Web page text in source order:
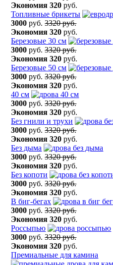
Экономия 320 руб.
Топливные брикеты
3000 руб.3320 руб.
Экономия 320 руб.
Березовые 30 см
3000 руб.3320 руб.
Экономия 320 руб.
Березовые 50 см
3000 руб.3320 руб.
Экономия 320 руб.
40 см
3000 руб.3320 руб.
Экономия 320 руб.
Без гнили и трухи
3000 руб.3320 руб.
Экономия 320 руб.
Без дыма
3000 руб.3320 руб.
Экономия 320 руб.
Без копоти
3000 руб.3320 руб.
Экономия 320 руб.
В биг-бегах
3000 руб.3320 руб.
Экономия 320 руб.
Россыпью
3000 руб.3320 руб.
Экономия 320 руб.
Премиальные для камина